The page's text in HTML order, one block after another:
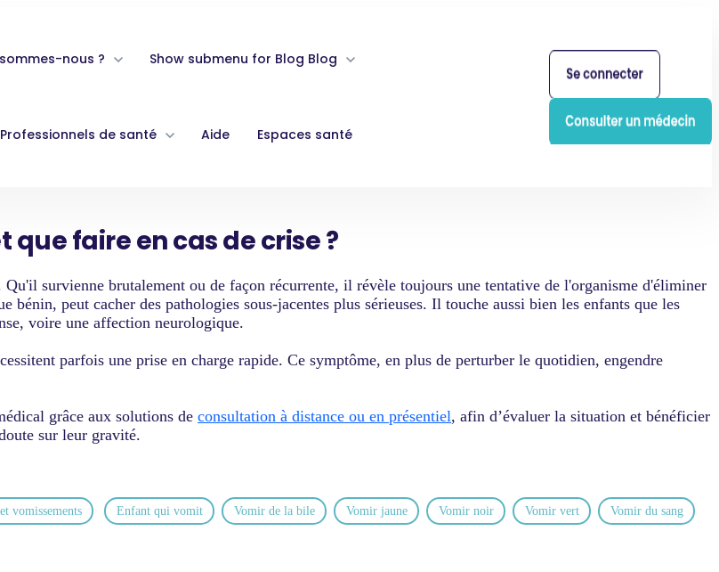
nous ? Show submenu for Blog Blog
Professionnels de santé Aide Espaces santé
faire en cas de crise ?
survienne brutalement ou de façon récurrente, il révèle toujours une tentative de l'organisme d'éliminer
peut cacher des pathologies sous-jacentes plus sérieuses. Il touche aussi bien les enfants que les
voire une affection neurologique.
parfois une prise en charge rapide. Ce symptôme, en plus de perturber le quotidien, engendre
grâce aux solutions de consultation à distance ou en présentiel, afin d’évaluer la situation et bénéficier
sur leur gravité.
vomissements Enfant qui vomit Vomir de la bile Vomir jaune​ Vomir noir Vomir vert Vomir du sang